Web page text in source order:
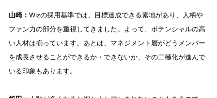
山崎： Wizの採用基準では、目標達成できる素地があり、人柄や
ファン力の部分を重視してきました。よって、ポテンシャルの高
い人材は揃っています。あとは、マネジメント層がどうメンバー
を成長させることができるか・できないか、その二極化が進んで
いる印象もあります。